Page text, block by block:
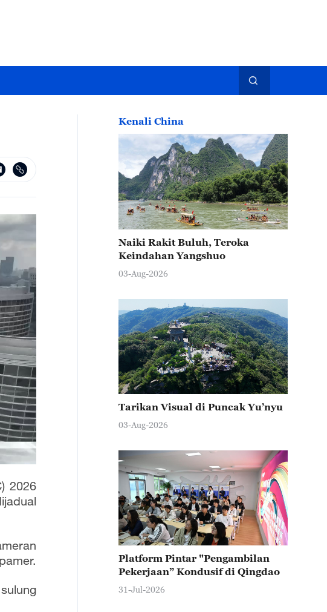
2026
Kenali China
Naiki Rakit Buluh, Teroka
Keindahan Yangshuo
03-Aug-2026
Tarikan Visual di Puncak Yu’nyu
03-Aug-2026
Platform Pintar "Pengambilan
Pekerjaan” Kondusif di Qingdao
31-Jul-2026